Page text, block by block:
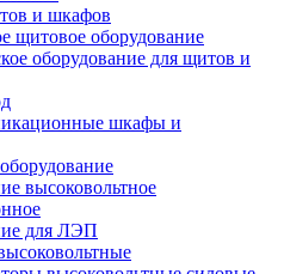
и шкафов
щитовое оборудование
оборудование для щитов и
шкафы и
высоковольтное
для ЛЭП